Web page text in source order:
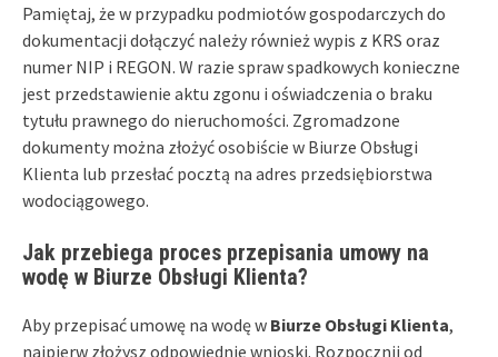
Pamiętaj, że w przypadku podmiotów gospodarczych do
dokumentacji dołączyć należy również wypis z KRS oraz
numer NIP i REGON. W razie spraw spadkowych konieczne
jest przedstawienie aktu zgonu i oświadczenia o braku
tytułu prawnego do nieruchomości. Zgromadzone
dokumenty można złożyć osobiście w Biurze Obsługi
Klienta lub przesłać pocztą na adres przedsiębiorstwa
wodociągowego.
Jak przebiega proces przepisania umowy na
wodę w Biurze Obsługi Klienta?
Aby przepisać umowę na wodę w Biurze Obsługi Klienta,
najpierw złożysz odpowiednie wnioski. Rozpocznij od